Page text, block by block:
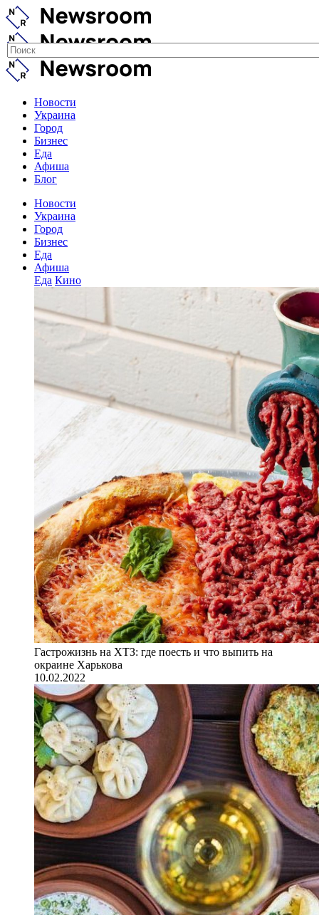
Новости
Украина
Город
Бизнес
Еда
Афиша
Блог
Новости
Украина
Город
Бизнес
Еда
Афиша
Еда Кино
Гастрожизнь на ХТЗ: где поесть и что выпить на
окраине Харькова
10.02.2022